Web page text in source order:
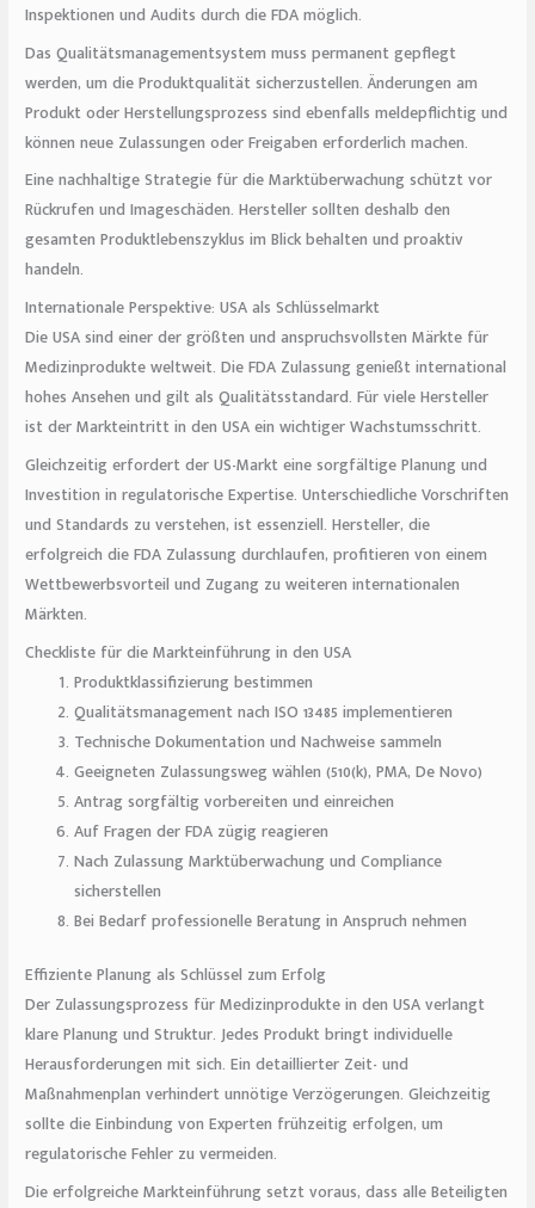
Inspektionen und Audits durch die FDA möglich.
Das Qualitätsmanagementsystem muss permanent gepflegt
werden, um die Produktqualität sicherzustellen. Änderungen am
Produkt oder Herstellungsprozess sind ebenfalls meldepflichtig und
können neue Zulassungen oder Freigaben erforderlich machen.
Eine nachhaltige Strategie für die Marktüberwachung schützt vor
Rückrufen und Imageschäden. Hersteller sollten deshalb den
gesamten Produktlebenszyklus im Blick behalten und proaktiv
handeln.
Internationale Perspektive: USA als Schlüsselmarkt
Die USA sind einer der größten und anspruchsvollsten Märkte für
Medizinprodukte weltweit. Die FDA Zulassung genießt international
hohes Ansehen und gilt als Qualitätsstandard. Für viele Hersteller
ist der Markteintritt in den USA ein wichtiger Wachstumsschritt.
Gleichzeitig erfordert der US-Markt eine sorgfältige Planung und
Investition in regulatorische Expertise. Unterschiedliche Vorschriften
und Standards zu verstehen, ist essenziell. Hersteller, die
erfolgreich die FDA Zulassung durchlaufen, profitieren von einem
Wettbewerbsvorteil und Zugang zu weiteren internationalen
Märkten.
Checkliste für die Markteinführung in den USA
Produktklassifizierung bestimmen
Qualitätsmanagement nach ISO 13485 implementieren
Technische Dokumentation und Nachweise sammeln
Geeigneten Zulassungsweg wählen (510(k), PMA, De Novo)
Antrag sorgfältig vorbereiten und einreichen
Auf Fragen der FDA zügig reagieren
Nach Zulassung Marktüberwachung und Compliance
sicherstellen
Bei Bedarf professionelle Beratung in Anspruch nehmen
Effiziente Planung als Schlüssel zum Erfolg
Der Zulassungsprozess für Medizinprodukte in den USA verlangt
klare Planung und Struktur. Jedes Produkt bringt individuelle
Herausforderungen mit sich. Ein detaillierter Zeit- und
Maßnahmenplan verhindert unnötige Verzögerungen. Gleichzeitig
sollte die Einbindung von Experten frühzeitig erfolgen, um
regulatorische Fehler zu vermeiden.
Die erfolgreiche Markteinführung setzt voraus, dass alle Beteiligten